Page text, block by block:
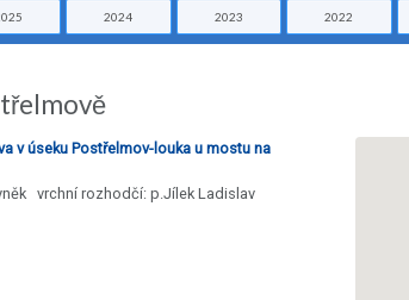
2024 2023 2022
v úseku Postřelmov-louka u mostu na
vrchní rozhodčí: p.Jílek Ladislav